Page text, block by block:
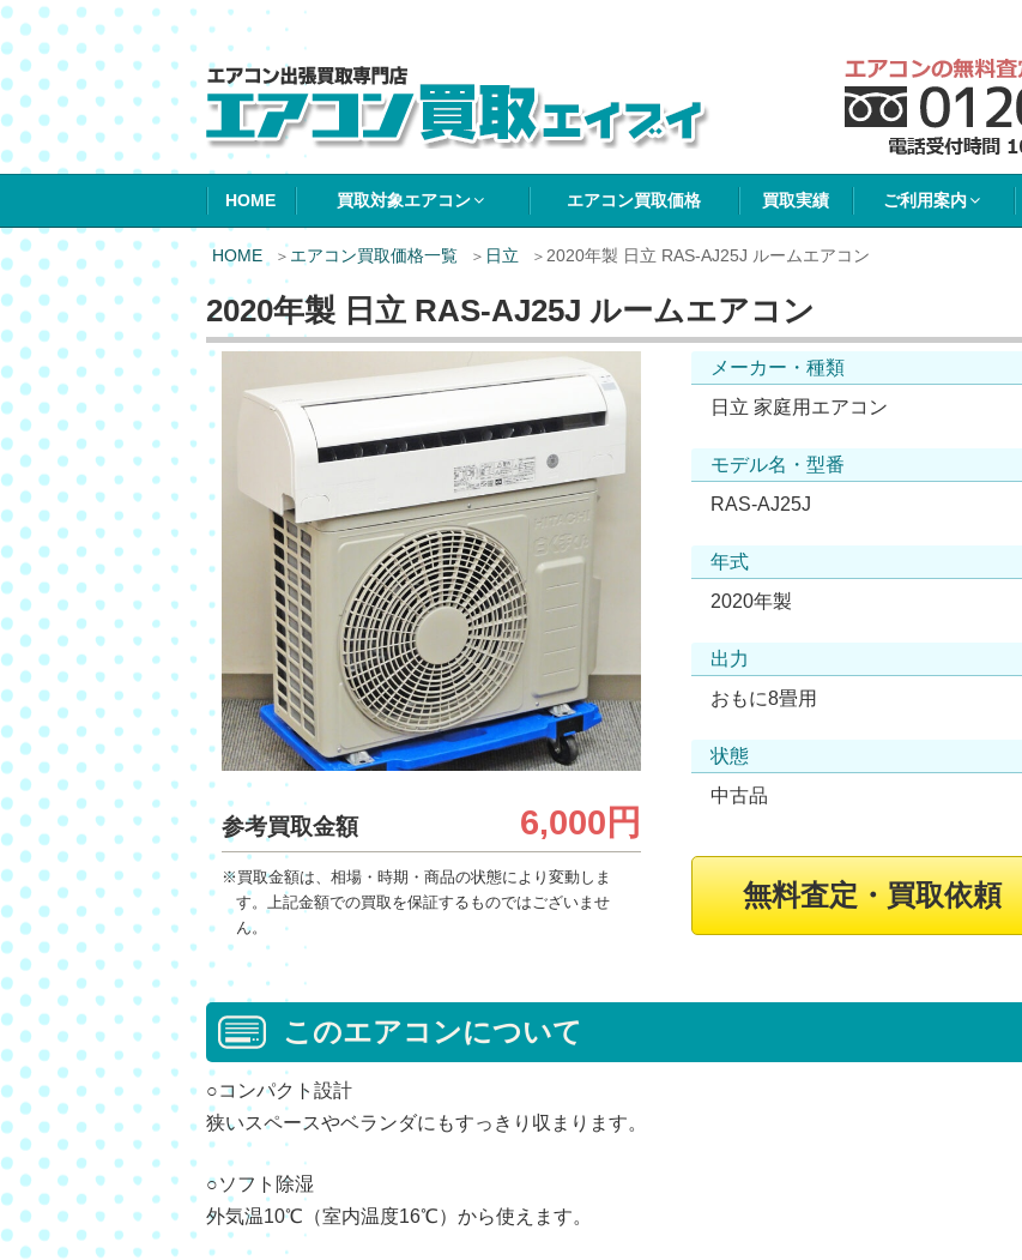
エアコン買取エイブイ
HOME 買取対象エアコン エアコン買取価格 買取実績 ご利用案内
HOME エアコン買取価格一覧 日立 2020年製 日立 RAS-AJ25J ルームエアコン
2020年製 日立 RAS-AJ25J ルームエアコン
参考買取金額 6,000円
※買取金額は、相場・時期・商品の状態により変動しま
す。上記金額での買取を保証するものではございませ
ん。
メーカー・種類
日立 家庭用エアコン
モデル名・型番
RAS-AJ25J
年式
2020年製
出力
おもに8畳用
状態
中古品
無料査定・買取依頼
このエアコンについて
○コンパクト設計
狭いスペースやベランダにもすっきり収まります。
○ソフト除湿
外気温10℃（室内温度16℃）から使えます。